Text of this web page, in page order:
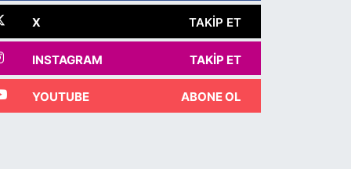
X TAKIP ET
INSTAGRAM TAKIP ET
YOUTUBE ABONE OL